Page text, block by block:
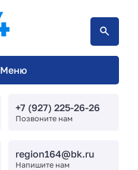
Меню
+7 (927) 225-26-26
Позвоните нам
region164@bk.ru
Напишите нам